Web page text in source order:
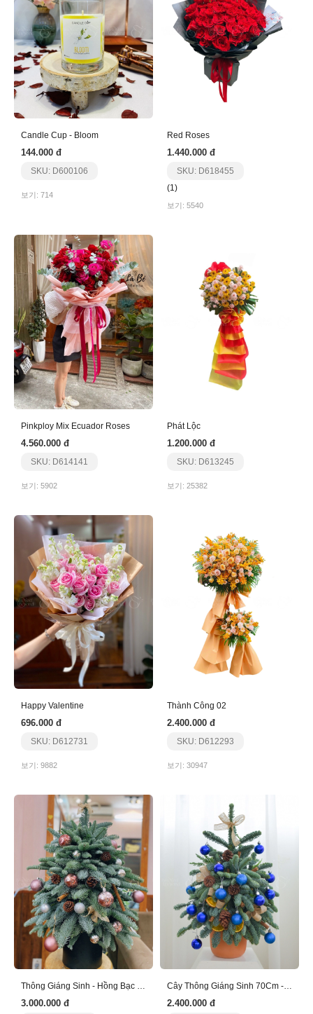
Candle Cup - Bloom
144.000 đ
SKU: D600106
보기: 714
Red Roses
1.440.000 đ
SKU: D618455
(1)
보기: 5540
Pinkploy Mix Ecuador Roses
4.560.000 đ
SKU: D614141
보기: 5902
Phát Lộc
1.200.000 đ
SKU: D613245
보기: 25382
Happy Valentine
696.000 đ
SKU: D612731
보기: 9882
Thành Công 02
2.400.000 đ
SKU: D612293
보기: 30947
Thông Giáng Sinh - Hồng Bạc - 80Cm
3.000.000 đ
Cây Thông Giáng Sinh 70Cm - Nhập Khẩu - Xanh
2.400.000 đ